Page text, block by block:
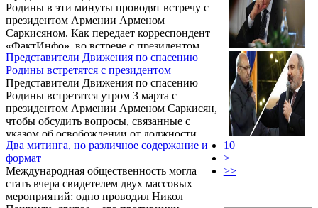
Родины в эти минуты проводят встречу с
президентом Армении Арменом
Саркисяном. Как передает корреспондент
«ФактИнфо», во встрече с президентом
участвуют лидер партии «Родина» Артур
Ванецян, член АРФ «Дашнакцутюн»
Арцвик Минасян, «республиканец» Ваграм
Багдасарян и единый кандидат в премьер-
министры от Движения Вазген Манукян.
Представители Движения по спасению
Родины встретятся с президентом
Представители Движения по спасению
Родины встретятся утром 3 марта с
президентом Армении Арменом Саркисян,
чтобы обсудить вопросы, связанные с
указом об освобождении от должности
начальника Генштаба Оника Гаспаряна,
сообщает портал «Анках».
Два митинга, но различное содержание и
формат
Международная общественность могла
стать вчера свидетелем двух массовых
мероприятий: одно проводил Никол
10
>
>>